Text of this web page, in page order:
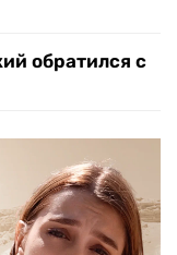
обратился с